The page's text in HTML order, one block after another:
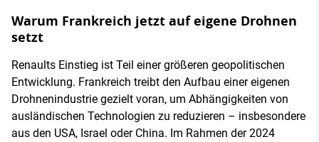
Warum Frankreich jetzt auf eigene Drohnen
setzt
Renaults Einstieg ist Teil einer größeren geopolitischen
Entwicklung. Frankreich treibt den Aufbau einer eigenen
Drohnenindustrie gezielt voran, um Abhängigkeiten von
ausländischen Technologien zu reduzieren – insbesondere
aus den USA, Israel oder China. Im Rahmen der 2024